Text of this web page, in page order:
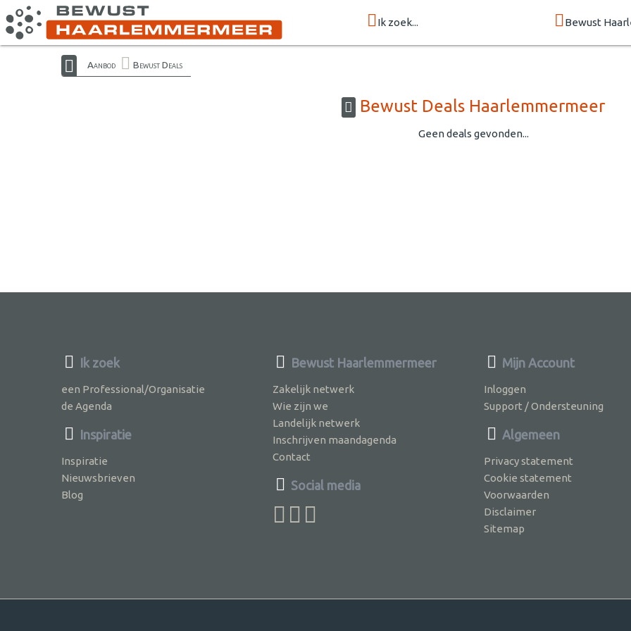
Ik zoek... Bewust
Aanbod Bewust Deals
Bewust Deals Haarlemmermeer
Geen deals gevonden...
Ik zoek
een Professional/Organisatie
de Agenda
Inspiratie
Inspiratie
Nieuwsbrieven
Blog
Bewust Haarlemmermeer
Zakelijk netwerk
Wie zijn we
Landelijk netwerk
Inschrijven maandagenda
Contact
Social media
Mijn Account
Inloggen
Support / Ondersteuning
Algemeen
Privacy statement
Cookie statement
Voorwaarden
Disclaimer
Sitemap